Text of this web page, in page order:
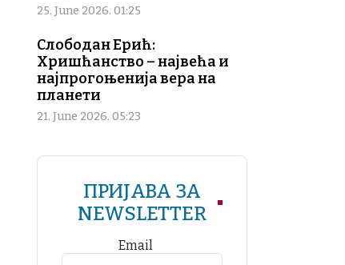
25. June 2026. 01:25
Слободан Ерић:
Хришћанство – највећа и
најпрогоњенија вера на
планети
21. June 2026. 05:23
ПРИЈАВА ЗА
NEWSLETTER
Email